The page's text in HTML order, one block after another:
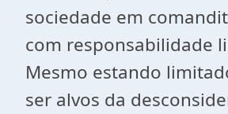
sociedade em
com responsabilidade
Mesmo estando
ser alvos da